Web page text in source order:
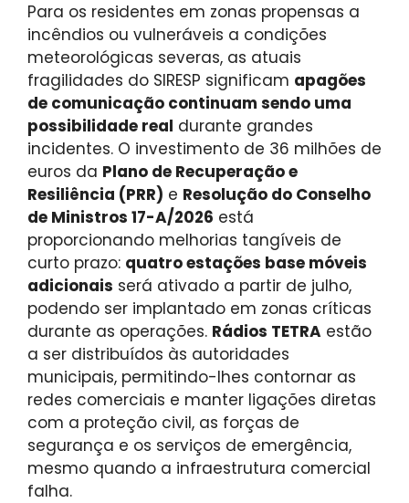
Para os residentes em zonas propensas a
incêndios ou vulneráveis ​​a condições
meteorológicas severas, as atuais
fragilidades do SIRESP significam apagões
de comunicação continuam sendo uma
possibilidade real durante grandes
incidentes. O investimento de 36 milhões de
euros da Plano de Recuperação e
Resiliência (PRR) e Resolução do Conselho
de Ministros 17-A/2026 está
proporcionando melhorias tangíveis de
curto prazo: quatro estações base móveis
adicionais será ativado a partir de julho,
podendo ser implantado em zonas críticas
durante as operações. Rádios TETRA estão
a ser distribuídos às autoridades
municipais, permitindo-lhes contornar as
redes comerciais e manter ligações diretas
com a proteção civil, as forças de
segurança e os serviços de emergência,
mesmo quando a infraestrutura comercial
falha.